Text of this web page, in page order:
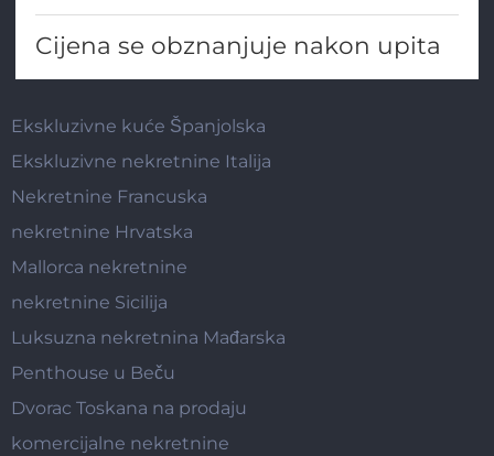
Cijena se obznanjuje nakon upita
Ekskluzivne kuće Španjolska
Ekskluzivne nekretnine Italija
Nekretnine Francuska
nekretnine Hrvatska
Mallorca nekretnine
nekretnine Sicilija
Luksuzna nekretnina Mađarska
Penthouse u Beču
Dvorac Toskana na prodaju
komercijalne nekretnine